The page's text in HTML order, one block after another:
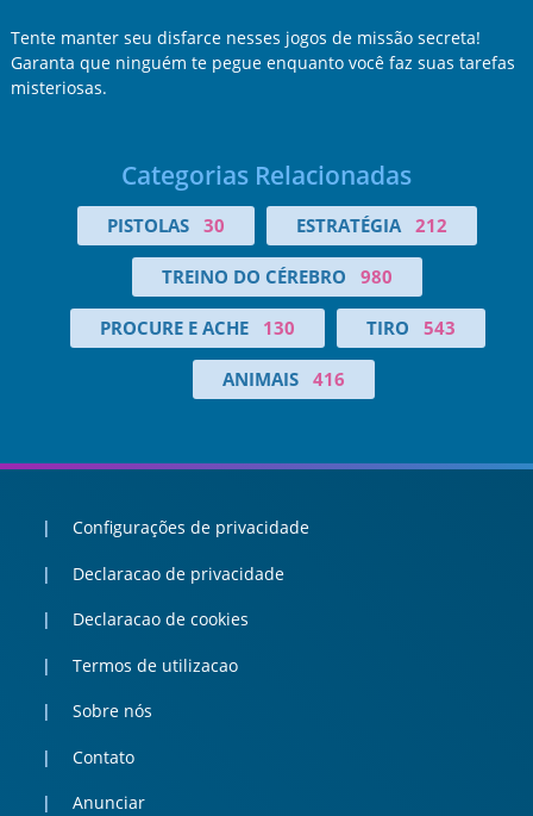
Tente manter seu disfarce nesses jogos de missão secreta!
Garanta que ninguém te pegue enquanto você faz suas tarefas
misteriosas.
Categorias Relacionadas
PISTOLAS 30 ESTRATÉGIA 212
TREINO DO CÉREBRO 980
PROCURE E ACHE 130 TIRO 543
ANIMAIS 416
Configurações de privacidade
Declaracao de privacidade
Declaracao de cookies
Termos de utilizacao
Sobre nós
Contato
Anunciar